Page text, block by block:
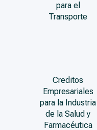
para el
Transporte
Creditos
Empresariales
para la Industria
de la Salud y
Farmacéutica